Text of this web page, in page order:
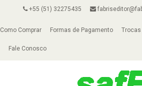
+55 (51) 32275435
Como Comprar Formas de Pagamento
Fale Conosco